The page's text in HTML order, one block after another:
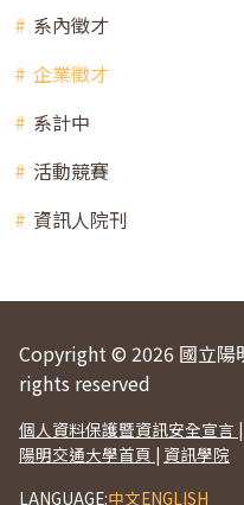
系內徵才
企業徵才
系計中
活動競賽
資訊人院刊
Copyright © 2026 國立陽
rights reserved
個人資料保護暨資訊安全宣言 |
陽明交通大學首頁 | 資訊學院
LANGUAGE:中文ENGLISH